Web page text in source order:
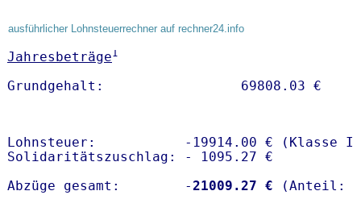
ausführlicher Lohnsteuerrechner auf rechner24.info
Jahresbeträge1
Lohnsteuer:           -19914.00 € (Klasse I)
Solidaritätszuschlag: - 1095.27 €
Abzüge gesamt:        -21009.27 €